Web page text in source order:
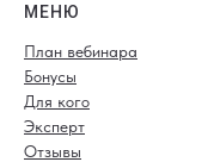
МЕНЮ
План вебинара
Бонусы
Для кого
Эксперт
Отзывы